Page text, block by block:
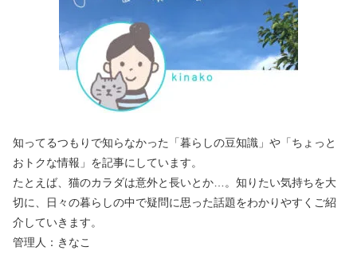
知ってるつもりで知らなかった「暮らしの豆知識」や「ちょっと
おトクな情報」を記事にしています。
たとえば、猫のカラダは意外と長いとか…。知りたい気持ちを大
切に、日々の暮らしの中で疑問に思った話題をわかりやすくご紹
介していきます。
管理人：きなこ